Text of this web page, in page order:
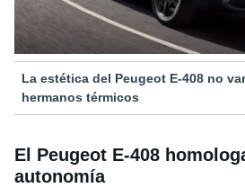
La estética del Peugeot E-408 no
hermanos térmicos
El Peugeot E-408
autonomía